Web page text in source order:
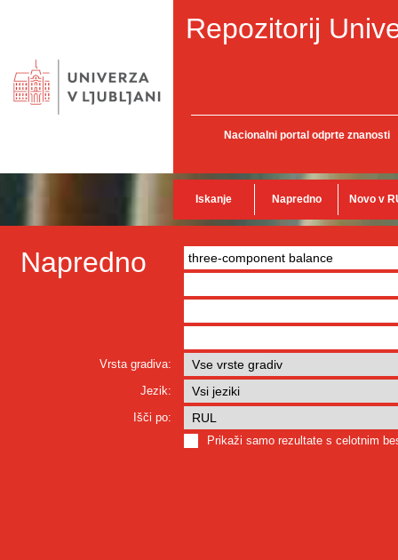
Repozitorij
Nacionalni portal odprte znanosti
Iskanje Napredno Novo v
Napredno
Vrsta gradiva:
Jezik:
Išči po:
Prikaži samo rezultate s celotnim